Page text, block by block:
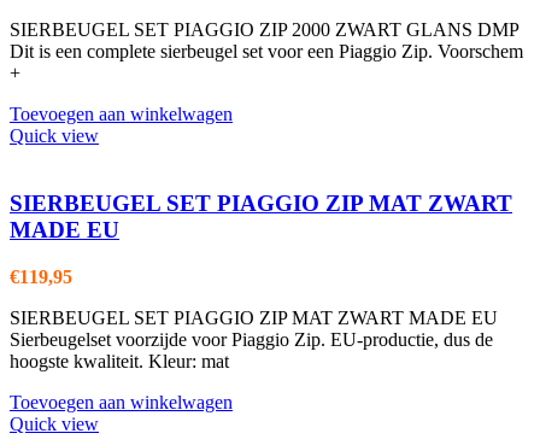
SIERBEUGEL SET PIAGGIO ZIP 2000 ZWART GLANS DMP
Dit is een complete sierbeugel set voor een Piaggio Zip. Voorschem
+
Toevoegen aan winkelwagen
Quick view
SIERBEUGEL SET PIAGGIO ZIP MAT ZWART
MADE EU
€119,95
SIERBEUGEL SET PIAGGIO ZIP MAT ZWART MADE EU
Sierbeugelset voorzijde voor Piaggio Zip. EU-productie, dus de
hoogste kwaliteit. Kleur: mat
Toevoegen aan winkelwagen
Quick view